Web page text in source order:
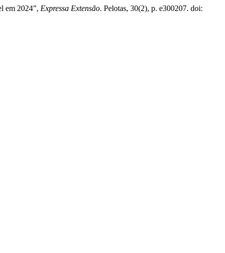
em 2024”, Expressa Extensão. Pelotas, 30(2), p. e300207. doi: